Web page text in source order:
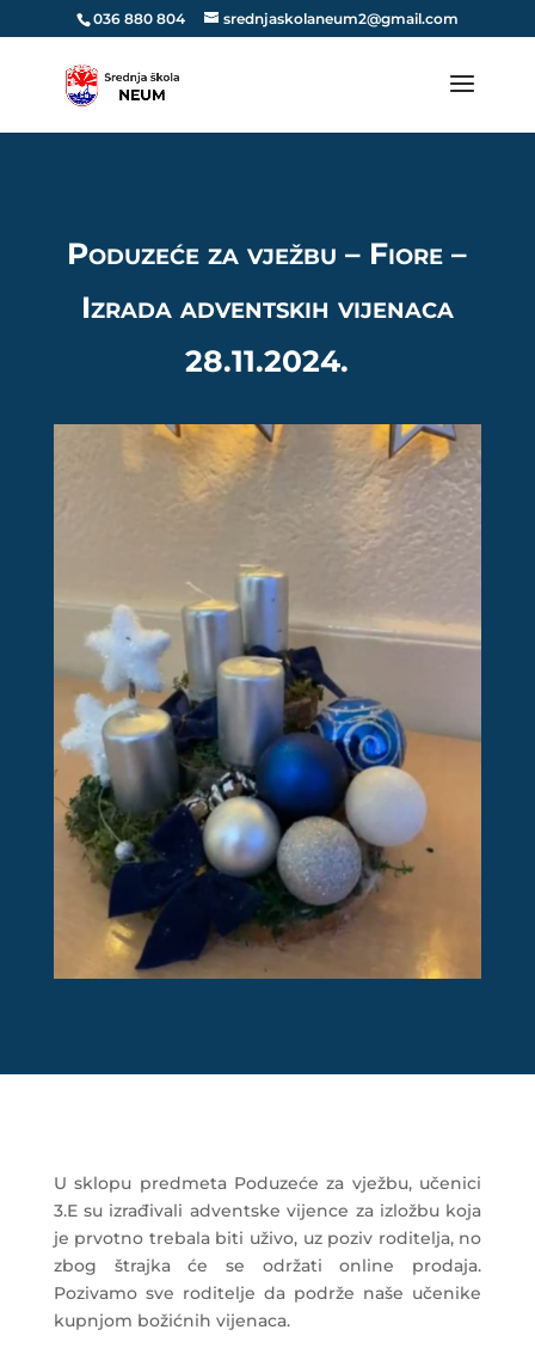
036 880 804 srednjaskolaneum2@gmail.com
Poduzeće za vježbu – Fiore –
Izrada adventskih vijenaca
28.11.2024.
U sklopu predmeta Poduzeće za vježbu, učenici
3.E su izrađivali adventske vijence za izložbu koja
je prvotno trebala biti uživo, uz poziv roditelja, no
zbog štrajka će se održati online prodaja.
Pozivamo sve roditelje da podrže naše učenike
kupnjom božićnih vijenaca.